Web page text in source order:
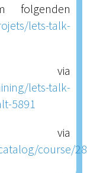
folgenden
lets-talk-
via
lets-talk-
5891
via
course/